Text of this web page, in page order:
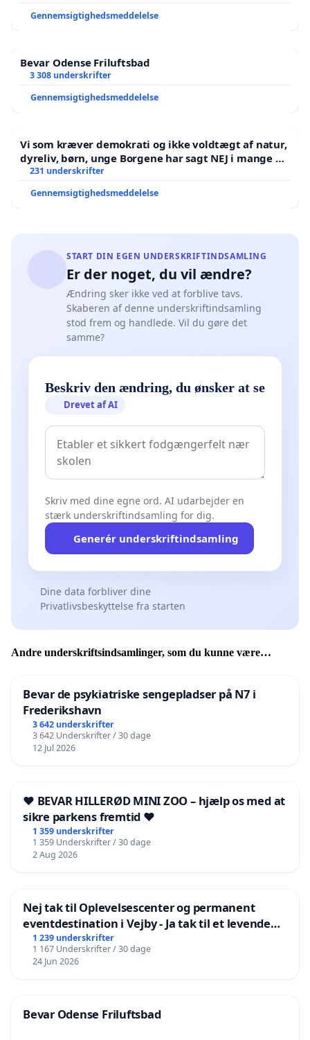
Gennemsigtighedsmeddelelse
Bevar Odense Friluftsbad
3 308 underskrifter
Gennemsigtighedsmeddelelse
Vi som kræver demokrati og ikke voldtægt af natur,
dyreliv, børn, unge Borgene har sagt NEJ i mange år.
Der er
231 underskrifter
Gennemsigtighedsmeddelelse
START DIN EGEN UNDERSKRIFTINDSAMLING
Er der noget, du vil ændre?
Ændring sker ikke ved at forblive tavs.
Skaberen af denne underskriftindsamling
stod frem og handlede. Vil du gøre det
samme?
Beskriv den ændring, du ønsker at se
Drevet af AI
Skriv med dine egne ord. AI udarbejder en
stærk underskriftindsamling for dig.
Generér underskriftindsamling
Dine data forbliver dine
Privatlivsbeskyttelse fra starten
Andre underskriftsindsamlinger, som du kunne være
Bevar de psykiatriske sengepladser på N7 i
Frederikshavn
3 642 underskrifter
3 642 Underskrifter / 30 dage
12 Jul 2026
❤️ BEVAR HILLERØD MINI ZOO – hjælp os med at
sikre parkens fremtid ❤️
1 359 underskrifter
1 359 Underskrifter / 30 dage
2 Aug 2026
Nej tak til Oplevelsescenter og permanent
eventdestination i Vejby - Ja tak til et levende
lokalområde i balance
1 239 underskrifter
1 167 Underskrifter / 30 dage
24 Jun 2026
Bevar Odense Friluftsbad